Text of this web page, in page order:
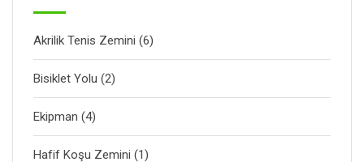
Akrilik Tenis Zemini (6)
Bisiklet Yolu (2)
Ekipman (4)
Hafif Koşu Zemini (1)